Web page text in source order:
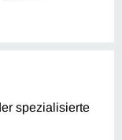
spezialisierte